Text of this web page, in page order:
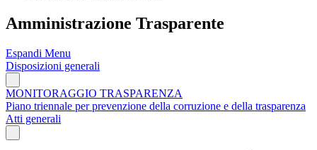
Amministrazione Trasparente
Espandi Menu
Disposizioni generali
MONITORAGGIO TRASPARENZA
Piano triennale per prevenzione della corruzione e della trasparenza
Atti generali